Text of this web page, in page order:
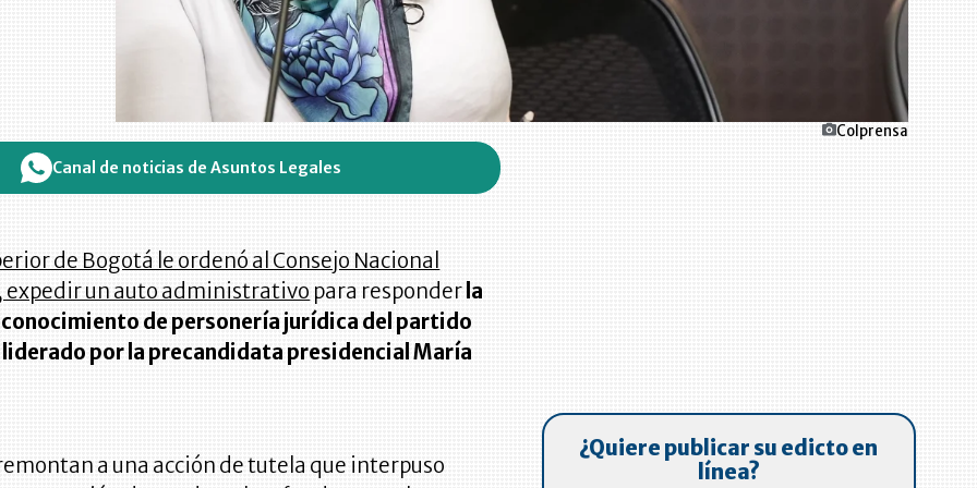
Colprensa
Canal de noticias de Asuntos Legales
de Bogotá le ordenó al Consejo Nacional
expedir un auto administrativo para responder la
de personería jurídica del partido
por la precandidata presidencial María
a una acción de tutela que interpuso
¿Quiere publicar su edicto en
línea?